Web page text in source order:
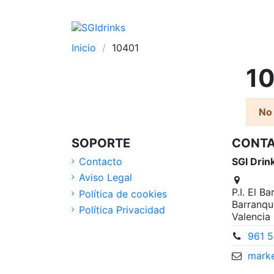
Inicio 10401
SOPORTE
Contacto
Aviso Legal
Política de cookies
Política Privacidad
SGI
P.I. El
Valencia
961